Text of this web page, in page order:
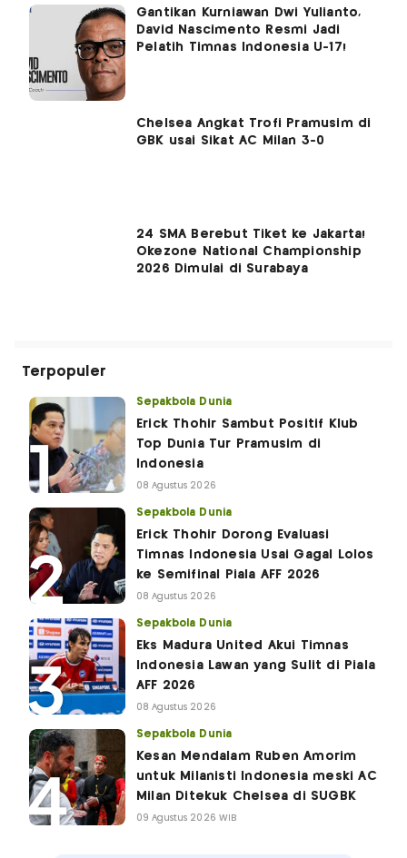
Gantikan Kurniawan Dwi Yulianto,
David Nascimento Resmi Jadi
Pelatih Timnas Indonesia U-17!
Chelsea Angkat Trofi Pramusim di
GBK usai Sikat AC Milan 3-0
24 SMA Berebut Tiket ke Jakarta!
Okezone National Championship
2026 Dimulai di Surabaya
Terpopuler
Sepakbola Dunia
Erick Thohir Sambut Positif Klub
Top Dunia Tur Pramusim di
Indonesia
08 Agustus 2026
Sepakbola Dunia
Erick Thohir Dorong Evaluasi
Timnas Indonesia Usai Gagal Lolos
ke Semifinal Piala AFF 2026
08 Agustus 2026
Sepakbola Dunia
Eks Madura United Akui Timnas
Indonesia Lawan yang Sulit di Piala
AFF 2026
08 Agustus 2026
Sepakbola Dunia
Kesan Mendalam Ruben Amorim
untuk Milanisti Indonesia meski AC
Milan Ditekuk Chelsea di SUGBK
09 Agustus 2026 WIB